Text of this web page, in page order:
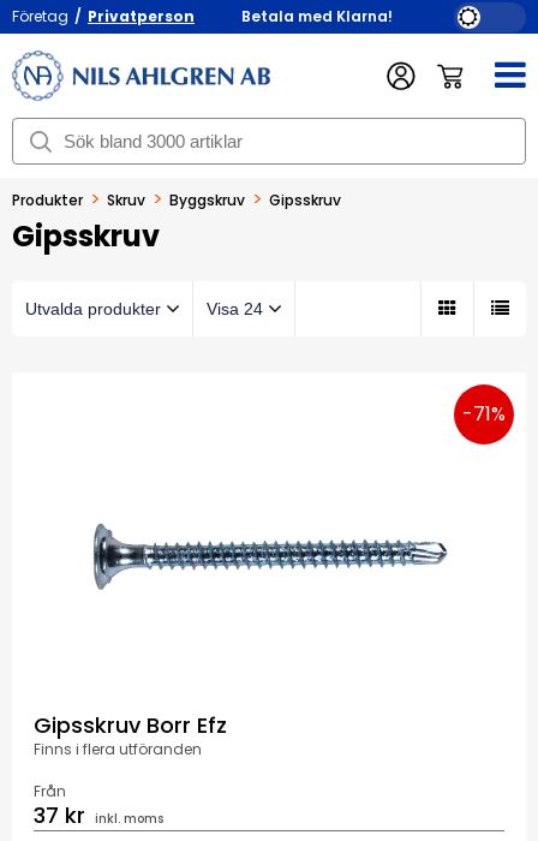
Företag / Privatperson Betala med Klarna!
Produkter > Skruv > Byggskruv > Gipsskruv
Gipsskruv
-71%
Gipsskruv Borr Efz
Finns i flera utföranden
Från
37 kr inkl. moms